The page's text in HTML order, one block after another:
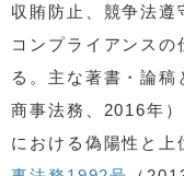
収賄防止、競争法遵
コンプライアンス
る。主な著書・論稿
商事法務、2016年
における偽陽性と上